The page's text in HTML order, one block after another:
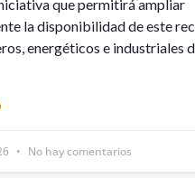
que permitirá ampliar
la disponibilidad de este
energéticos e industriales
No hay comentarios